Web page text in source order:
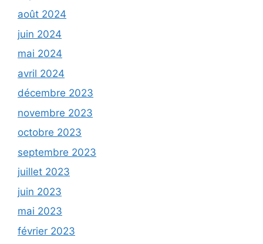
août 2024
juin 2024
mai 2024
avril 2024
décembre 2023
novembre 2023
octobre 2023
septembre 2023
juillet 2023
juin 2023
mai 2023
février 2023